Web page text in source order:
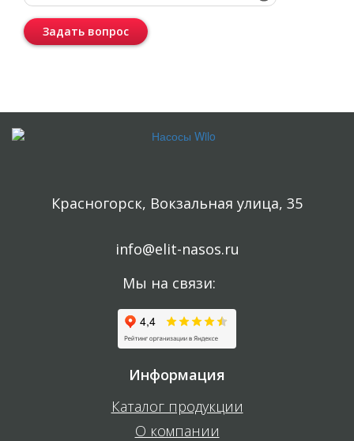
Задать вопрос
Красногорск, Вокзальная улица, 35
info@elit-nasos.ru
Мы на связи:
Информация
Каталог продукции
О компании